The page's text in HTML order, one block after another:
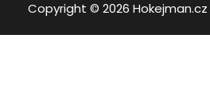
Copyright © 2026 Hokejman.cz